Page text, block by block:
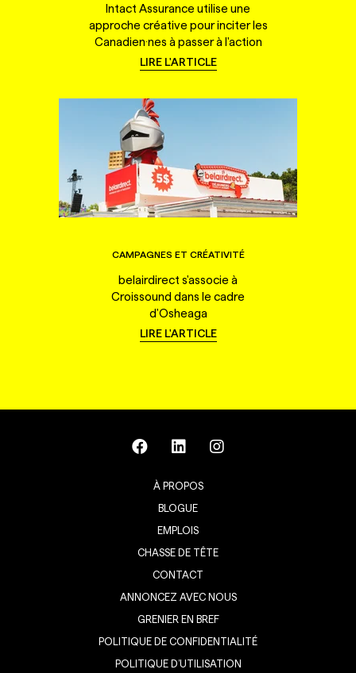
Intact Assurance utilise une
approche créative pour inciter les
Canadien·nes à passer à l'action
LIRE L'ARTICLE
CAMPAGNES ET CRÉATIVITÉ
belairdirect s'associe à
Croissound dans le cadre
d'Osheaga
LIRE L'ARTICLE
À PROPOS
BLOGUE
EMPLOIS
CHASSE DE TÊTE
CONTACT
ANNONCEZ AVEC NOUS
GRENIER EN BREF
POLITIQUE DE CONFIDENTIALITÉ
POLITIQUE D’UTILISATION